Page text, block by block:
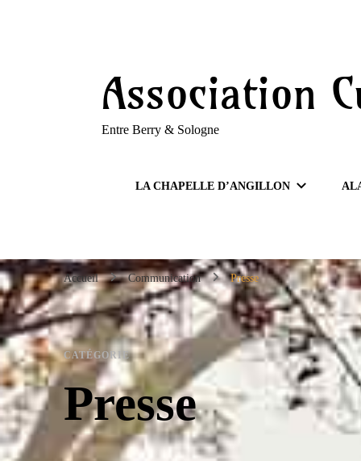
Association
Entre Berry & Sologne
LA CHAPELLE D’ANGILLON
Accueil Communication Presse
CATÉGORIE
Presse